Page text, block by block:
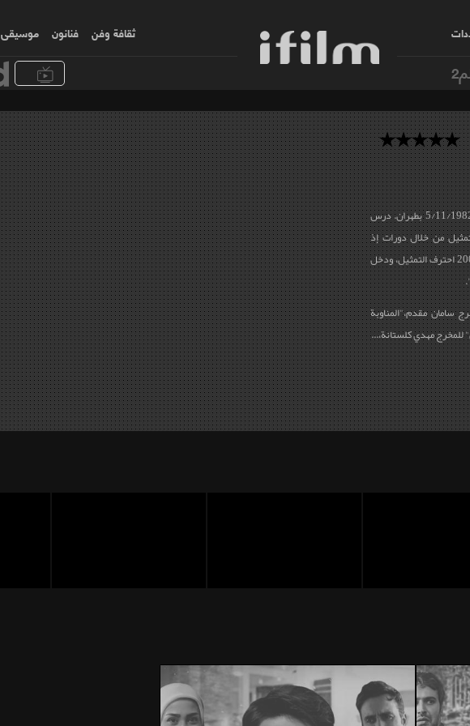
ثقافة وفن فنانون موسیقی
أميرحسين آرمان ممثل سينمائي تلفزيوني، ولد 5/11/1982 بطهران. درس
من خلال دورات إذ
تتلمذ على المرحوم مصطفى اسكويي وفي سنة 2004 احترف التمثيل، ودخل
سامان مقدم،"المناوبة
مهدي كلستانة،...